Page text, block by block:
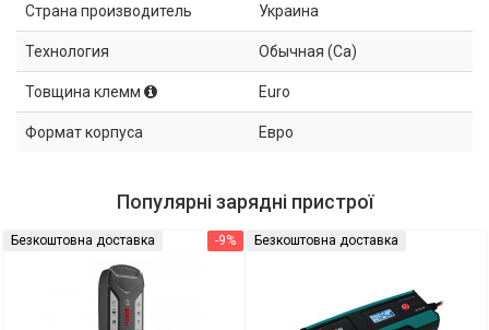
Страна производитель Украина
Технология Обычная (Ca)
Товщина клемм Euro
Формат корпуса Евро
Популярні зарядні пристрої
-9%
Безкоштовна доставка Безкоштовна доставка